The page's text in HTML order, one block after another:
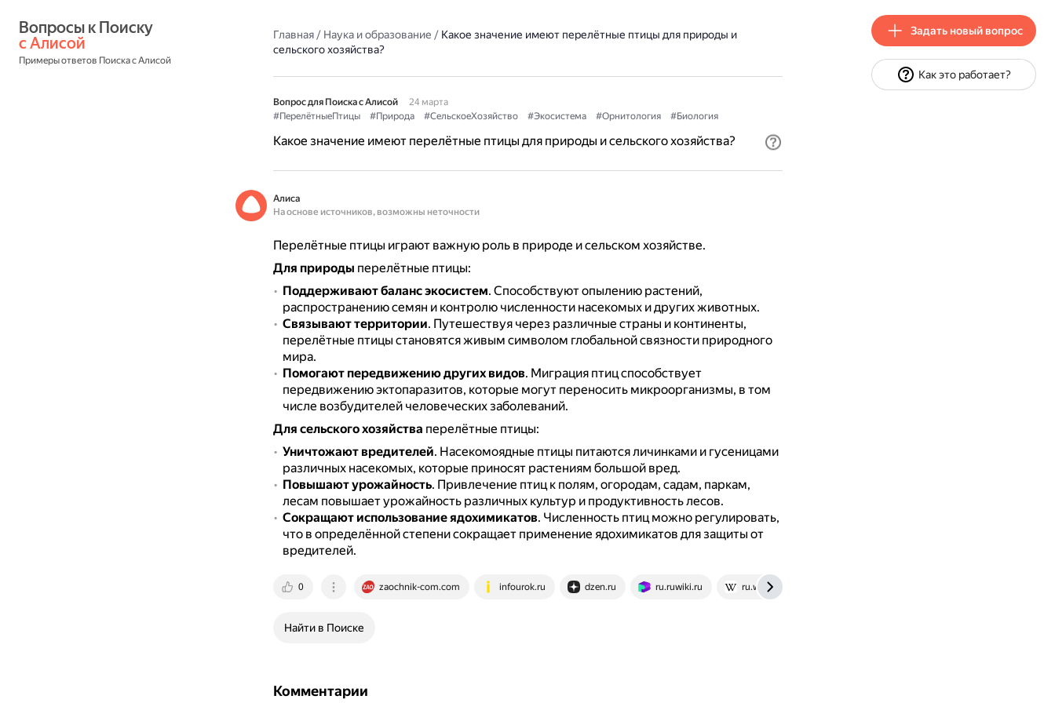
с Алисой
Примеры ответов Поиска с Алисой
Главная/ Наука и образование / Какое значение имеют перелётные птицы для природы и
сельского хозяйства?
Вопрос для Поиска с Алисой
24 марта
#ПерелётныеПтицы
#Природа #СельскоеХозяйство #Экосистема #Орнитология #Биология
Какое значение имеют перелётные птицы для природы и сельского хозяйства?
Алиса
На основе источников, возможны неточности
Перелётные птицы играют важную роль в природе и сельском хозяйстве.
Для природы перелётные птицы:
Поддерживают баланс экосистем. Способствуют опылению растений,
распространению семян и контролю численности насекомых и других животных.
Связывают территории. Путешествуя через различные страны и континенты,
перелётные птицы становятся живым символом глобальной связности природного
мира.
Помогают передвижению других видов. Миграция птиц способствует
передвижению эктопаразитов, которые могут переносить микроорганизмы, в том
числе возбудителей человеческих заболеваний.
Для сельского хозяйства перелётные птицы:
Уничтожают вредителей. Насекомоядные птицы питаются личинками и гусеницами
различных насекомых, которые приносят растениям большой вред.
Повышают урожайность. Привлечение птиц к полям, огородам, садам, паркам,
лесам повышает урожайность различных культур и продуктивность лесов.
Сокращают использование ядохимикатов. Численность птиц можно регулировать,
что в определённой степени сокращает применение ядохимикатов для защиты от
вредителей.
0 zaochnik-com.com infourok.ru dzen.ru ru.ruwiki.ru ru.wikipedia.org
Найти в Поиске
Комментарии
Задать новый вопрос
Как это работает?